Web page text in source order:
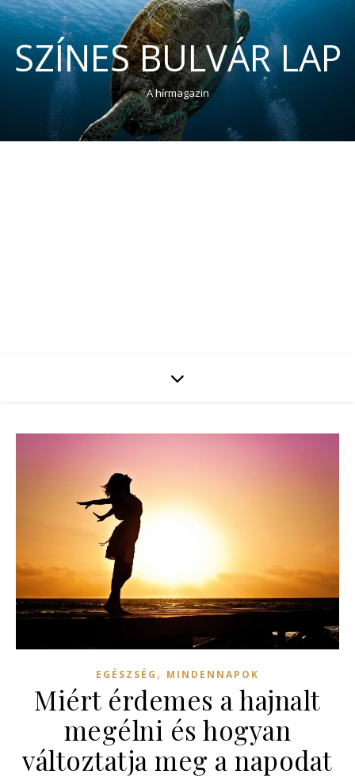
SZÍNES BULVÁR LAP
A hírmagazin
EGÉSZSÉG , MINDENNAPOK
Miért érdemes a hajnalt
megélni és hogyan
változtatja meg a napodat